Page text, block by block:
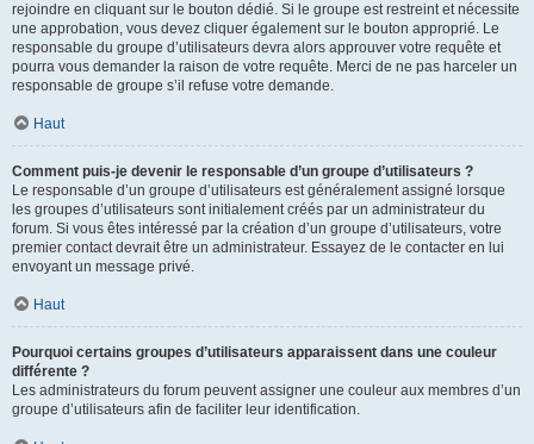
rejoindre en cliquant sur le bouton dédié. Si le groupe est restreint et nécessite
une approbation, vous devez cliquer également sur le bouton approprié. Le
responsable du groupe d’utilisateurs devra alors approuver votre requête et
pourra vous demander la raison de votre requête. Merci de ne pas harceler un
responsable de groupe s’il refuse votre demande.
Haut
Comment puis-je devenir le responsable d’un groupe d’utilisateurs ?
Le responsable d’un groupe d’utilisateurs est généralement assigné lorsque
les groupes d’utilisateurs sont initialement créés par un administrateur du
forum. Si vous êtes intéressé par la création d’un groupe d’utilisateurs, votre
premier contact devrait être un administrateur. Essayez de le contacter en lui
envoyant un message privé.
Haut
Pourquoi certains groupes d’utilisateurs apparaissent dans une couleur
différente ?
Les administrateurs du forum peuvent assigner une couleur aux membres d’un
groupe d’utilisateurs afin de faciliter leur identification.